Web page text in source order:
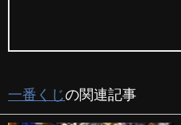
一番くじの関連記事